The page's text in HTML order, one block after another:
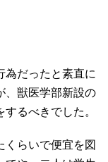
為だったと素直に
、獣医学部新設の
るべきでした。
くらいで便宜を図